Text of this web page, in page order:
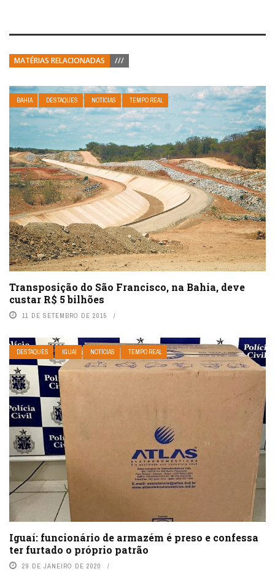
MATÉRIAS RELACIONADAS ///
BAHIA DESTAQUES NOTÍCIAS TEMPO REAL
Transposição do São Francisco, na Bahia, deve
custar R$ 5 bilhões
11 DE SETEMBRO DE 2015
DESTAQUES IGUAÍ NOTÍCIAS TEMPO REAL
Iguaí: funcionário de armazém é preso e confessa
ter furtado o próprio patrão
29 DE JANEIRO DE 2020